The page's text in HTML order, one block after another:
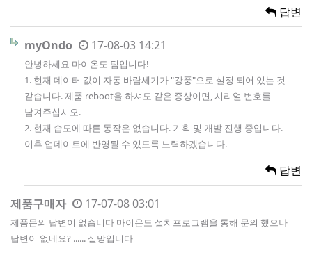
답변
myOndo 17-08-03 14:21
안녕하세요 마이온도 팀입니다!
1. 현재 데이터 값이 자동 바람세기가 "강풍"으로 설정 되어 있는 것
같습니다. 제품 reboot을 하셔도 같은 증상이면, 시리얼 번호를
남겨주십시오.
2. 현재 습도에 따른 동작은 없습니다. 기획 및 개발 진행 중입니다.
이후 업데이트에 반영될 수 있도록 노력하겠습니다.
답변
제품구매자 17-07-08 03:01
제품문의 답변이 없습니다 마이온도 설치프로그램을 통해 문의 했으나
답변이 없네요? ...... 실망입니다